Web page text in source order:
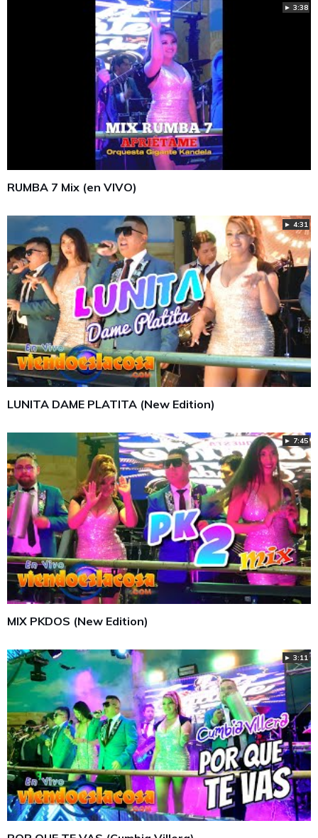
► 3:38
RUMBA 7 Mix (en VIVO)
► 4:31
LUNITA DAME PLATITA (New Edition)
► 7:45
MIX PKDOS (New Edition)
► 3:11